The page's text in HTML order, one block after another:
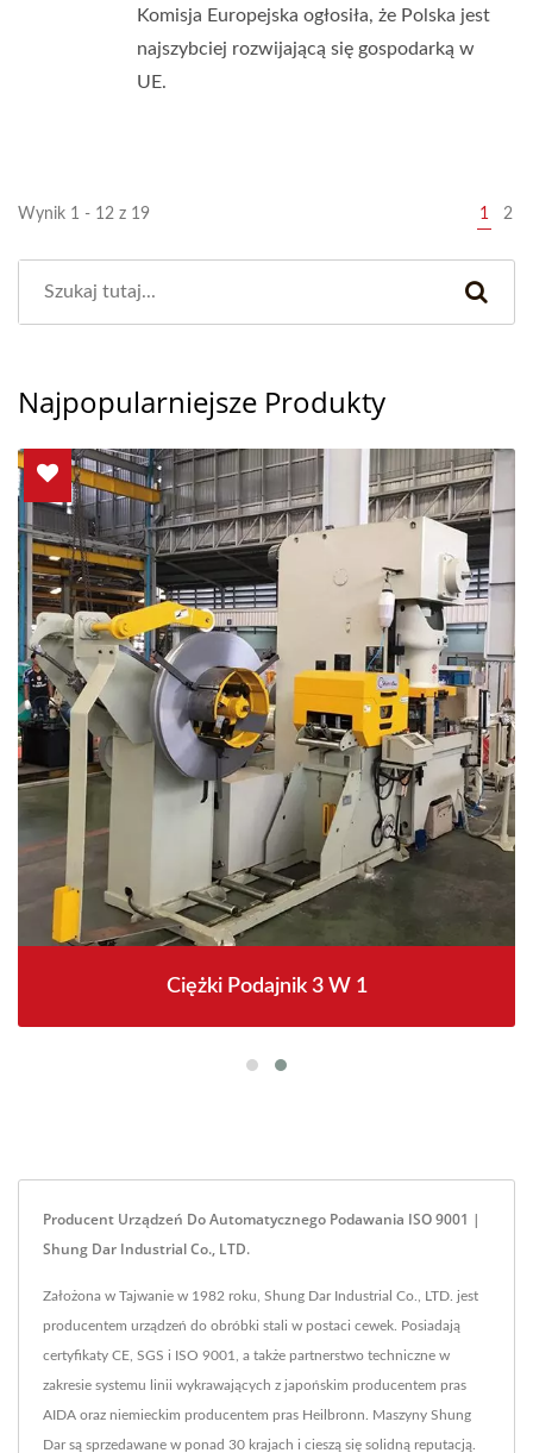
Komisja Europejska ogłosiła, że Polska jest
najszybciej rozwijającą się gospodarką w
UE.
Wynik 1 - 12 z 19 1 2
Najpopularniejsze Produkty
Ciężki Podajnik 3 W 1
Producent Urządzeń Do Automatycznego Podawania ISO 9001 |
Shung Dar Industrial Co., LTD.
Założona w Tajwanie w 1982 roku, Shung Dar Industrial Co., LTD. jest
producentem urządzeń do obróbki stali w postaci cewek. Posiadają
certyfikaty CE, SGS i ISO 9001, a także partnerstwo techniczne w
zakresie systemu linii wykrawających z japońskim producentem pras
AIDA oraz niemieckim producentem pras Heilbronn. Maszyny Shung
Dar są sprzedawane w ponad 30 krajach i cieszą się solidną reputacją.